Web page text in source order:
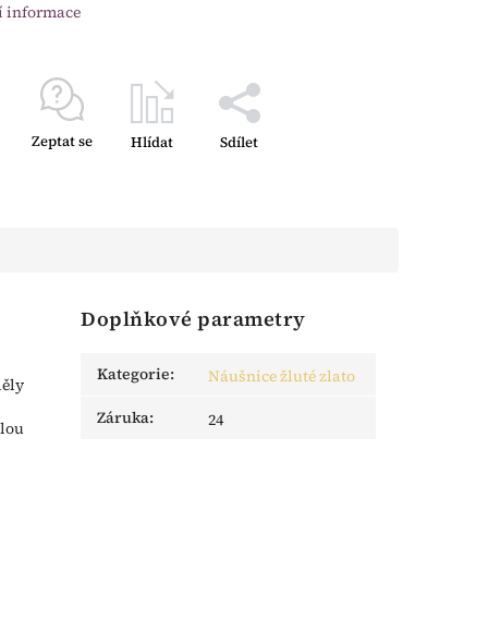
informace
Zeptat se Hlídat Sdílet
Doplňkové parametry
Kategorie:
Náušnice žluté zlato
Záruka: 24